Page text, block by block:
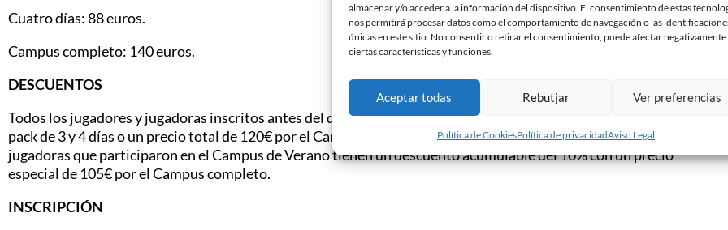
almacenar y/o acceder a la información del dispositivo. El consentimiento de estas
nos permitirá procesar datos como el comportamiento de navegación o las
únicas en este sitio. No consentir o retirar el consentimiento, puede afectar negativamente
ciertas características y funciones.
Aceptar todas Rebutjar Ver preferencias
Política de CookiesPolítica de privacidadAviso Legal
Cuatro días: 88 euros.
Campus completo: 140 euros.
DESCUENTOS
Todos los jugadores y jugadoras inscritos antes del día 24 de noviembre tendrán un 15% de descuento en el
pack de 3 y 4 días o un precio total de 120€ por el Campus completo. Además, todos aquellos jugadores y
jugadoras que participaron en el Campus de Verano tienen un descuento acumulable del 10% con un precio
especial de 105€ por el Campus completo.
INSCRIPCIÓN